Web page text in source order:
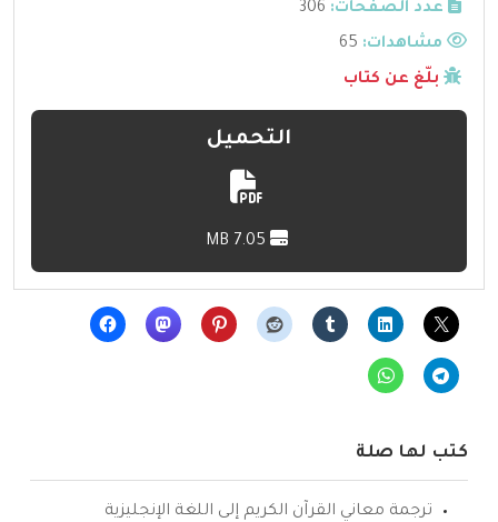
عدد الصفحات: 306
مشاهدات:
بلّغ عن كتاب
التحميل
كتب لها صلة
ترجمة معاني القرآن الكريم إلى اللغة الإنجليزية